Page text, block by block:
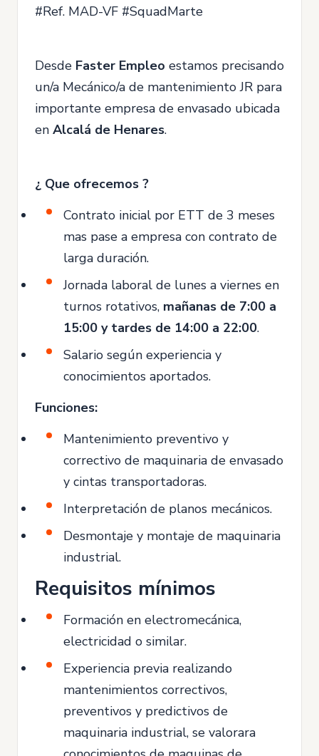
#Ref. MAD-VF #SquadMarte
Desde Faster Empleo estamos precisando
un/a Mecánico/a de mantenimiento JR para
importante empresa de envasado ubicada
en Alcalá de Henares.
¿ Que ofrecemos ?
Contrato inicial por ETT de 3 meses
mas pase a empresa con contrato de
larga duración.
Jornada laboral de lunes a viernes en
turnos rotativos, mañanas de 7:00 a
15:00 y tardes de 14:00 a 22:00.
Salario según experiencia y
conocimientos aportados.
Funciones:
Mantenimiento preventivo y
correctivo de maquinaria de envasado
y cintas transportadoras.
Interpretación de planos mecánicos.
Desmontaje y montaje de maquinaria
industrial.
Requisitos mínimos
Formación en electromecánica,
electricidad o similar.
Experiencia previa realizando
mantenimientos correctivos,
preventivos y predictivos de
maquinaria industrial, se valorara